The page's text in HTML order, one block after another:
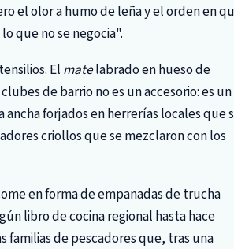
el olor a humo de leña y el orden en
que no se negocia".
El matelabrado en hueso de
de barrio no es un accesorio: es un
forjados en herrerías locales que
criollos que se mezclaron con los
en forma de empanadas de trucha
libro de cocina regional hasta hace
familias de pescadores que, tras una